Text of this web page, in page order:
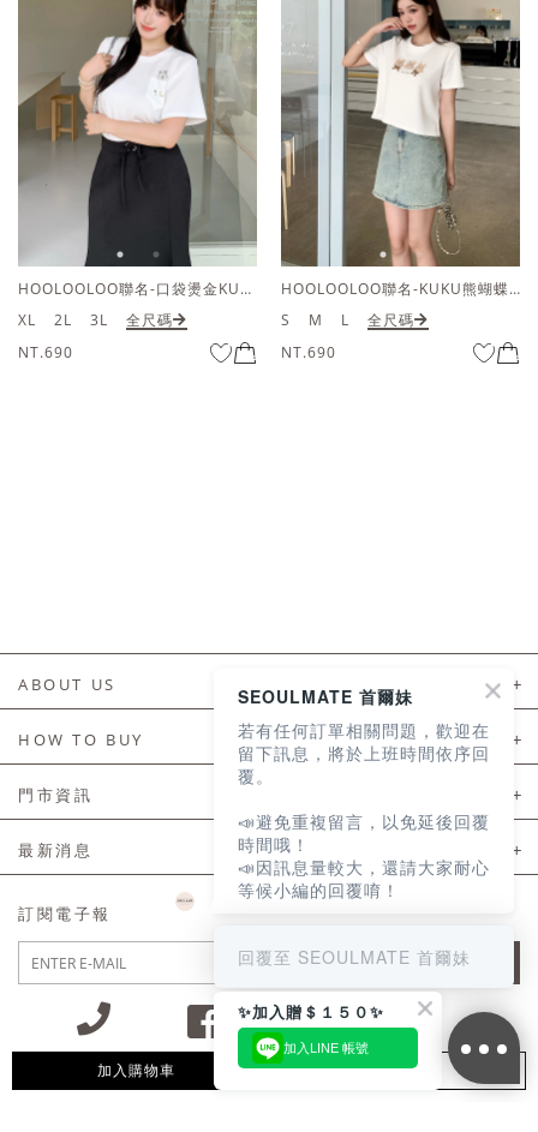
HOOLOOLOO聯名-口袋燙金KUKU熊短袖上衣
XL
2L 3L
全尺碼
NT.690
HOOLOOLOO聯名-KUKU熊蝴蝶結短袖上衣
S
M L
全尺碼
NT.690
加入購物車 追蹤清單
ABOUT US
HOW TO BUY
如何購買
會員常見問題
訂單常見問題
商品售後服務
電子發票
國外會員服務
門市資訊
門市資訊
最新消息
LINE官方會員活動
訂閱電子報
JOIN
09:30~12:00 13:00~18:30 / Mon - Fri(例假日除外)
SEOULMATE 首爾妹
若有任何訂單相關問題，歡迎在
留下訊息，將於上班時間依序回
覆。
📣避免重複留言，以免延後回覆
時間哦！
📣因訊息量較大，還請大家耐心
等候小編的回覆唷！
回覆至 SEOULMATE 首爾妹
✨加入贈＄１５０✨
加入LINE 帳號